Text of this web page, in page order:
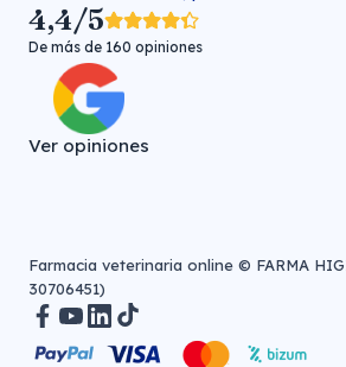
4,4/5
De más de 160 opiniones
Ver opiniones
Farmacia veterinaria online © FARMA
30706451)